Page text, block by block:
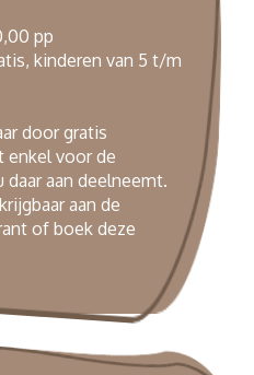
pp
kinderen van 5 t/m
door gratis
enkel voor de
aan deelneemt.
aan de
of boek deze